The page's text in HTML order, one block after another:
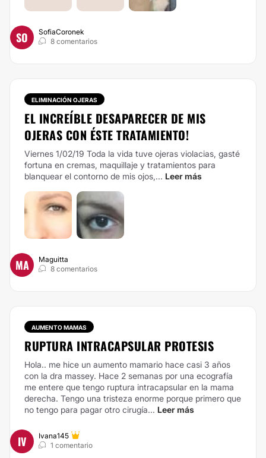
SO
SofiaCoronek
8 comentarios
ELIMINACIÓN OJERAS
EL INCREÍBLE DESAPARECER DE MIS
OJERAS CON ÉSTE TRATAMIENTO!
Viernes 1/02/19 Toda la vida tuve ojeras violacias, gasté
fortuna en cremas, maquillaje y tratamientos para
blanquear el contorno de mis ojos,... Leer más
MA
Maguitta
8 comentarios
AUMENTO MAMAS
RUPTURA INTRACAPSULAR PROTESIS
Hola.. me hice un aumento mamario hace casi 3 años
con la dra massey. Hace 2 semanas por una ecografía
me entere que tengo ruptura intracapsular en la mama
derecha. Tengo una tristeza enorme porque primero que
no tengo para pagar otro cirugía... Leer más
IV
Ivana145
1 comentario